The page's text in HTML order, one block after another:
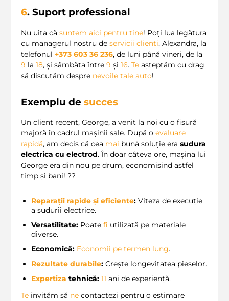
6. Suport professional
Nu uita că suntem aici pentru tine! Poți lua legătura
cu managerul nostru de servicii clienți, Alexandra, la
telefonul +373 603 36 236, de luni până vineri, de la
9 la 18, și sâmbăta între 9 și 16. Te așteptăm cu drag
să discutăm despre nevoile tale auto!
Exemplu de succes
Un client recent, George, a venit la noi cu o fisură
majoră în cadrul mașinii sale. După o evaluare
rapidă, am decis că cea mai bună soluție era sudura
electrica cu electrod. În doar câteva ore, mașina lui
George era din nou pe drum, economisind astfel
timp și bani! ??
Reparații rapide și eficiente: Viteza de execuție
a sudurii electrice.
Versatilitate: Poate fi utilizată pe materiale
diverse.
Economică: Economii pe termen lung.
Rezultate durabile: Crește longevitatea pieselor.
Expertiza tehnică: 11 ani de experiență.
Te invităm să ne contactezi pentru o estimare